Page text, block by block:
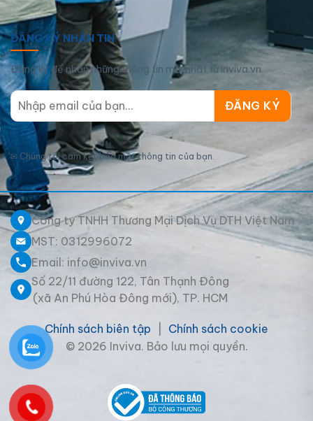
ĐĂNG KÝ NHẬN TIN
Đăng ký để nhận những thông tin mới nhất từ inviva.vn
✉ Chúng tôi cam kết bảo mật thông tin của bạn.
Công ty TNHH Thương Mại Dịch Vụ DTH Việt Nam
MST: 0312996072
Email: info@inviva.vn
Số 22/11 đường 122, Tân Thạnh Đông
(xã An Phú Hòa Đông mới), TP. HCM
Chính sách biên tập
Chính sách cookie
© 2026 Inviva. Bảo lưu mọi quyền.